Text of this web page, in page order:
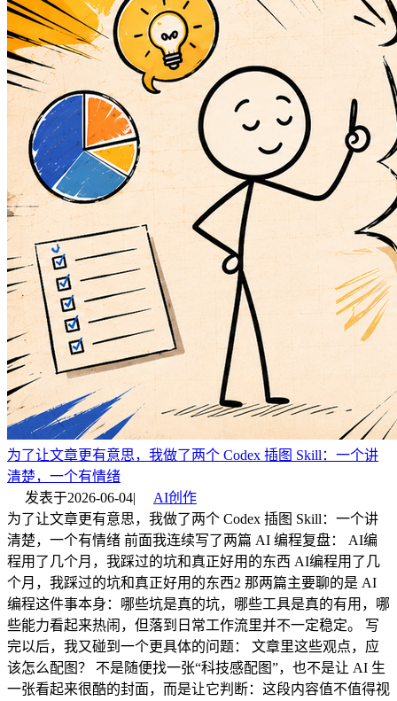
为了让文章更有意思，我做了两个 Codex 插图 Skill：一个讲
清楚，一个有情绪
发表于2026-06-04|
AI创作
为了让文章更有意思，我做了两个 Codex 插图 Skill：一个讲
清楚，一个有情绪 前面我连续写了两篇 AI 编程复盘： AI编
程用了几个月，我踩过的坑和真正好用的东西 AI编程用了几
个月，我踩过的坑和真正好用的东西2 那两篇主要聊的是 AI
编程这件事本身：哪些坑是真的坑，哪些工具是真的有用，哪
些能力看起来热闹，但落到日常工作流里并不一定稳定。 写
完以后，我又碰到一个更具体的问题： 文章里这些观点，应
该怎么配图？ 不是随便找一张“科技感配图”，也不是让 AI 生
一张看起来很酷的封面，而是让它判断：这段内容值不值得视